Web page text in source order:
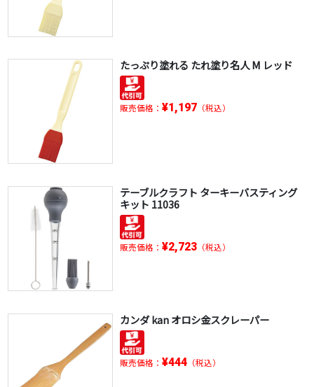
たっぷり塗れる たれ塗り名人 M レッド
販売価格： ¥1,197（税込）
テーブルクラフト ターキーバスティング
キット 11036
販売価格： ¥2,723（税込）
カンダ kan オロシ金スクレーパー
販売価格： ¥444（税込）